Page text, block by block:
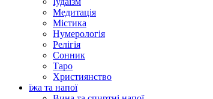
Медитація
Містика
Нумерологія
Релігія
Сонник
Таро
Християнство
їжа та напої